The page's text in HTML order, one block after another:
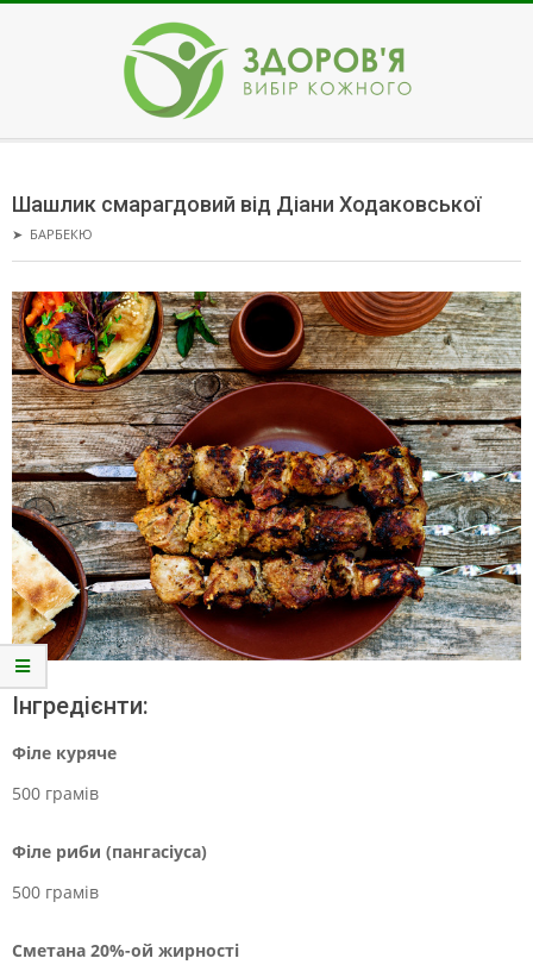
ЗДОРОВ'Я
Menu
Шашлик смарагдовий від Діани Ходаковської
➤ БАРБЕКЮ
Інгредієнти:
Філе куряче
500 грамів
Філе риби (пангасіуса)
500 грамів
Сметана 20%-ой жирності